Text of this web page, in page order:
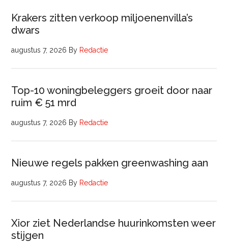
Krakers zitten verkoop miljoenenvilla’s
dwars
augustus 7, 2026 By Redactie
Top-10 woningbeleggers groeit door naar
ruim € 51 mrd
augustus 7, 2026 By Redactie
Nieuwe regels pakken greenwashing aan
augustus 7, 2026 By Redactie
Xior ziet Nederlandse huurinkomsten weer
stijgen